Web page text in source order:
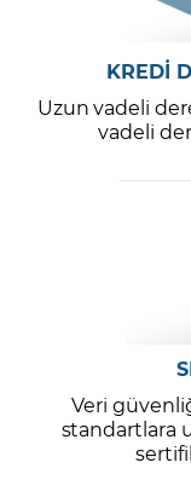
KREDİ
Uzun vadeli
vadeli
Veri
standartlara